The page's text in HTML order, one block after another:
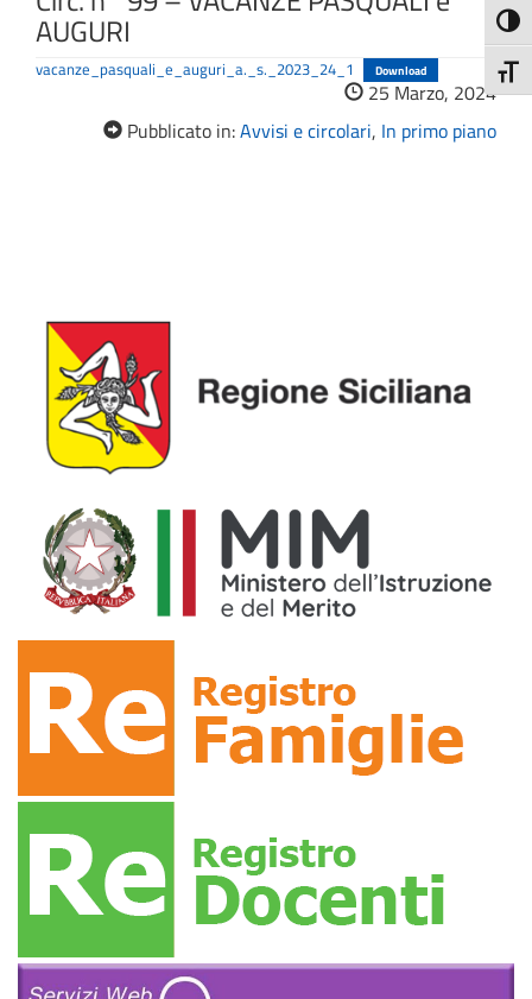
AUGURI
vacanze_pasquali_e_auguri_a._s._2023_24_1 Download
25 Marzo, 2024
Pubblicato in:Avvisi e circolari, In primo piano